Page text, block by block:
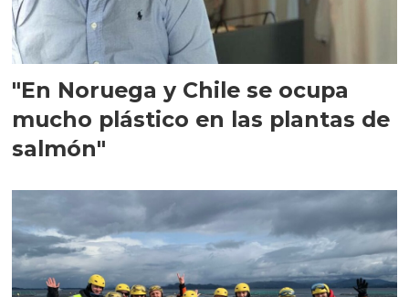
"En Noruega y Chile se ocupa
mucho plástico en las plantas de
salmón"